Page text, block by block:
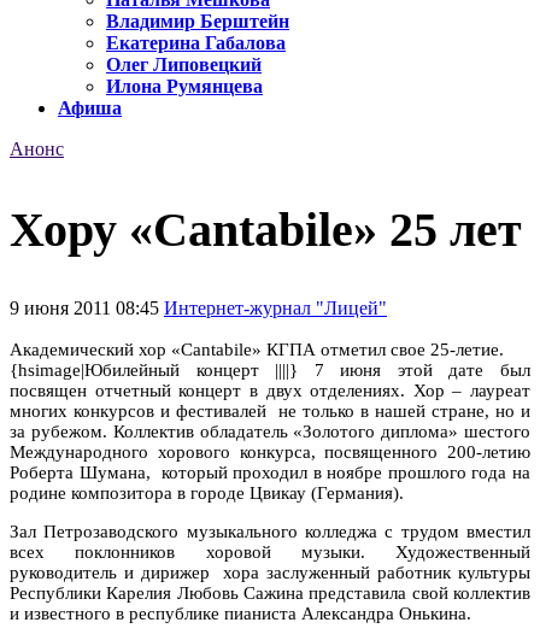
Владимир Берштейн
Екатерина Габалова
Олег Липовецкий
Илона Румянцева
Афиша
Анонс
Хору «Cantabile» 25 лет
9 июня 2011 08:45 Интернет-журнал "Лицей"
Академический хор «Cantabile» КГПА отметил свое 25-летие.
{hsimage|Юбилейный концерт ||||} 7 июня этой дате был
посвящен отчетный концерт в двух отделениях. Хор – лауреат
многих конкурсов и фестивалей не только в нашей стране, но и
за рубежом. Коллектив обладатель «Золотого диплома» шестого
Международного хорового конкурса, посвященного 200-летию
Роберта Шумана, который проходил в ноябре прошлого года на
родине композитора в городе Цвикау (Германия).
Зал Петрозаводского музыкального колледжа с трудом вместил
всех поклонников хоровой музыки. Художественный
руководитель и дирижер хора заслуженный работник культуры
Республики Карелия Любовь Сажина представила свой коллектив
и известного в республике пианиста Александра Онькина.